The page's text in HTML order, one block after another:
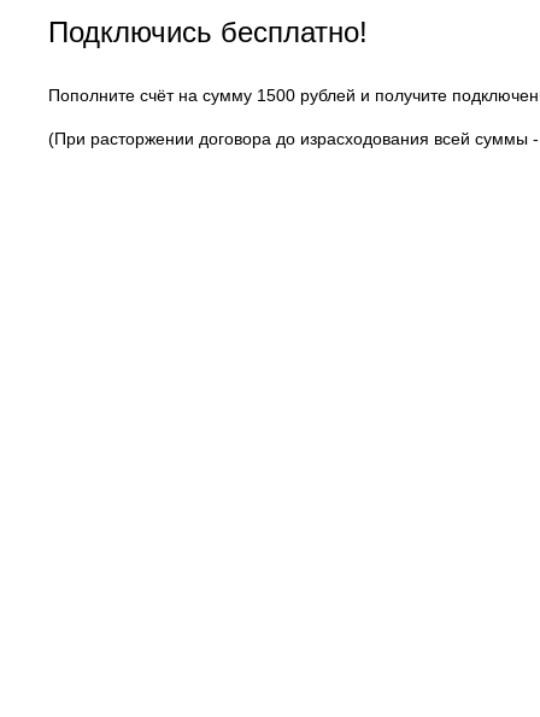
Подключись бесплатно!
Пополните счёт на сумму 1500 рублей и получите
(При расторжении договора до израсходования всей суммы